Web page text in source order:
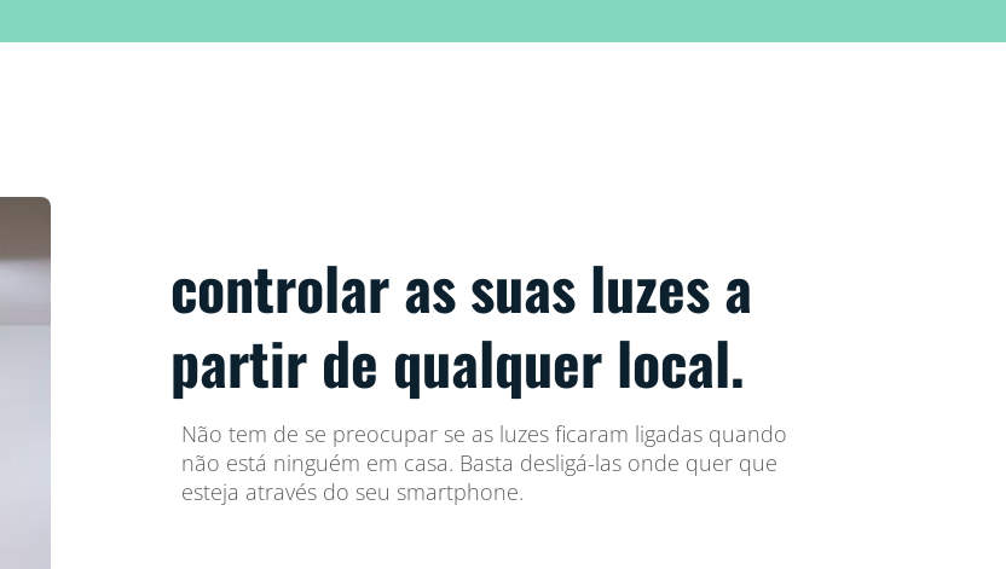
controlar as suas luzes a
partir de qualquer local.
Não tem de se preocupar se as luzes ficaram ligadas quando
não está ninguém em casa. Basta desligá-las onde quer que
esteja através do seu smartphone.